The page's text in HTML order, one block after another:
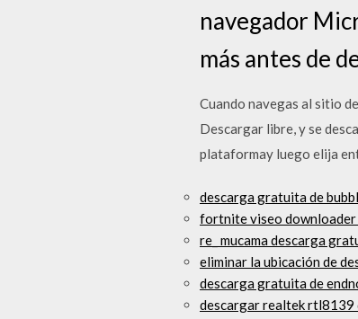
navegador
más antes de
Cuando navegas al sitio
Descargar libre, y se
plataformay luego elija
descarga gratuita de
fortnite viseo downloader
re_ mucama descarga
eliminar la ubicación de
descarga gratuita de
descargar realtek rtl8139